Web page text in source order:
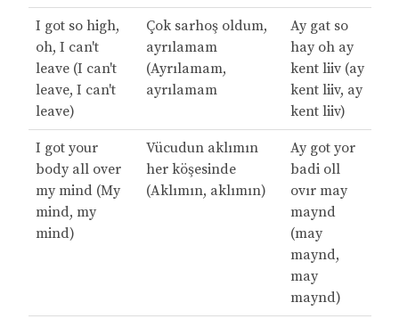
I got so high,
oh, I can't
leave (I can't
leave, I can't
leave)
Çok sarhoş oldum,
ayrılamam
(Ayrılamam,
ayrılamam
Ay gat so
hay oh ay
kent liiv (ay
kent liiv, ay
kent liiv)
I got your
body all over
my mind (My
mind, my
mind)
Vücudun aklımın
her köşesinde
(Aklımın, aklımın)
Ay got yor
badi oll
ovır may
maynd
(may
maynd,
may
maynd)